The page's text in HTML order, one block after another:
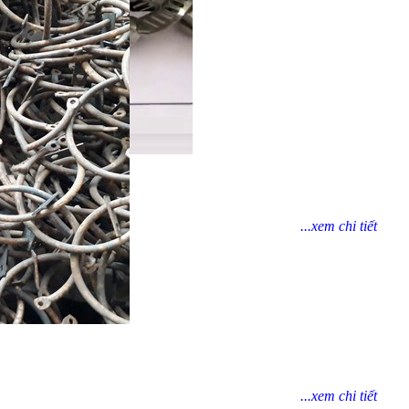
...xem chi tiết
...xem chi tiết